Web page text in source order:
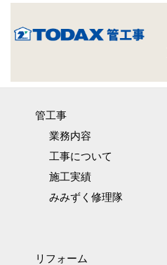
管工事
業務内容
工事について
施工実績
みみずく修理隊
リフォーム